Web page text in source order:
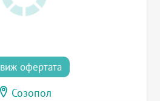
виж офертата
Созопол